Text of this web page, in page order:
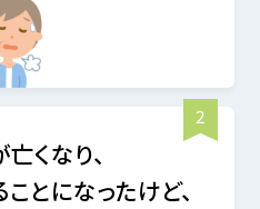
くなり、
とになったけど、